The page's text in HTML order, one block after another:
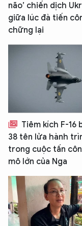
não’ chiến dịch
giữa lúc đà tiến
chững lại
Tiêm kích F-16
38 tên lửa hành
trong cuộc tấn
mô lớn của Nga